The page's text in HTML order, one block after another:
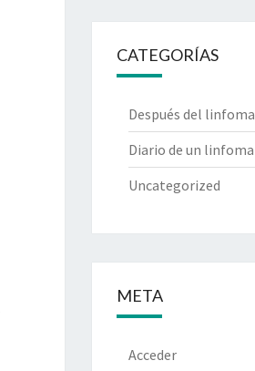
CATEGORÍAS
Después del linfoma
Diario de un linfoma
Uncategorized
META
Acceder